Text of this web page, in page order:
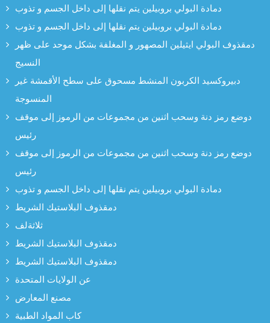
دمادة البولي بروبيلين يتم نقلها إلى داخل الجسم و تذوب
دمادة البولي بروبيلين يتم نقلها إلى داخل الجسم و تذوب
دمقذوف البولي ايثيلين المصهور و المغلفة بشكل موحد على ظهر
النسيج
دبيروكسيد الكربون المنشط مسحوق على سطح الأقمشة غير
المنسوجة
دوضع رمز دنة وسحب اثنين من مجموعات من الرموز إلى موقف
رئيس
دوضع رمز دنة وسحب اثنين من مجموعات من الرموز إلى موقف
رئيس
دمادة البولي بروبيلين يتم نقلها إلى داخل الجسم و تذوب
دمقذوف البلاستيك الشريط
ثلاثةلف
دمقذوف البلاستيك الشريط
دمقذوف البلاستيك الشريط
عن الولايات المتحدة
مصنع المعارض
كاب المواد الطبية